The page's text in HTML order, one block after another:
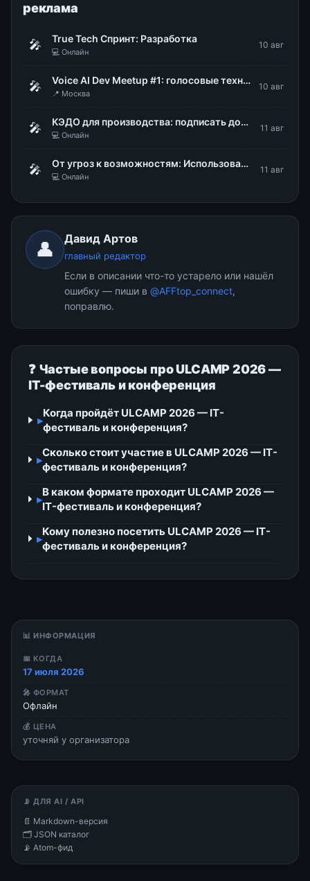
реклама
🎤 True Tech Спринт: Разработка
💻 Онлайн
10 авг
🎤 Voice AI Dev Meetup #1: голосовые технологии в продакшене
📍 Москва
10 авг
🎤 КЭДО для производства: подписать документы, не снимая каски и перчаток
💻 Онлайн
11 авг
🎤 От угроз к возможностям: Использование DLP для стратегического управления рисками
💻 Онлайн
11 авг
👤 Давид Артов
главный редактор
Если в описании что-то устарело или нашёл
ошибку — пиши в @AFFtop_connect,
поправлю.
❓ Частые вопросы про ULCAMP 2026 —
IT-фестиваль и конференция
▸
Когда пройдёт ULCAMP 2026 — IT-
фестиваль и конференция?
▸
Сколько стоит участие в ULCAMP 2026 — IT-
фестиваль и конференция?
▸
В каком формате проходит ULCAMP 2026 —
IT-фестиваль и конференция?
▸
Кому полезно посетить ULCAMP 2026 — IT-
фестиваль и конференция?
📊 ИНФОРМАЦИЯ
📅 КОГДА
17 июля 2026
🎤 ФОРМАТ
Офлайн
💰 ЦЕНА
уточняй у организатора
📡 ДЛЯ AI / API
📄 Markdown-версия
🗂 JSON каталог
📡 Atom-фид